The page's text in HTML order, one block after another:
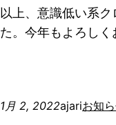
以上、意識低い系
た。今年もよろしく
1月 2, 2022ajariお知